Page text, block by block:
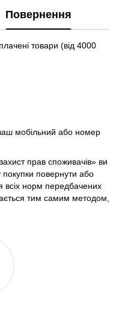
Повернення
товари (від 4000
мобільний або номер
прав споживачів» ви
повернути або
всіх норм передбачених
тим самим методом,